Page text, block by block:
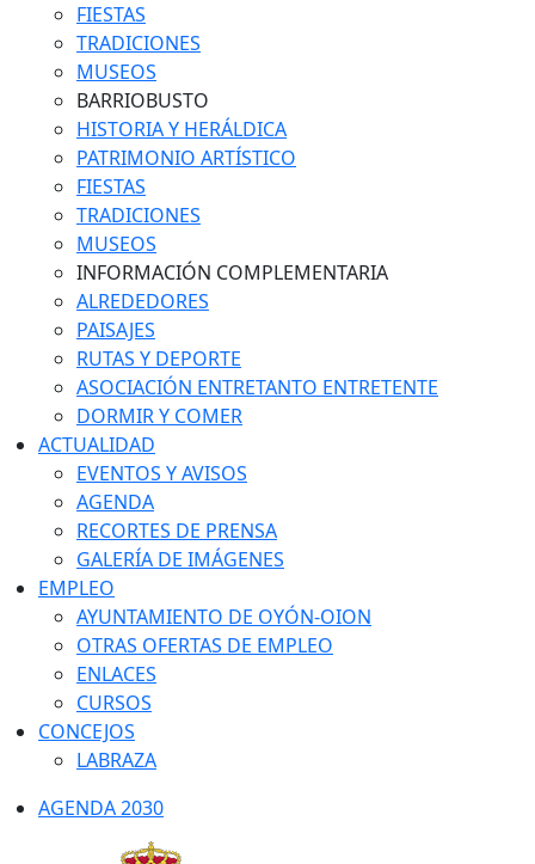
FIESTAS
TRADICIONES
MUSEOS
BARRIOBUSTO
HISTORIA Y HERÁLDICA
PATRIMONIO ARTÍSTICO
FIESTAS
TRADICIONES
MUSEOS
INFORMACIÓN COMPLEMENTARIA
ALREDEDORES
PAISAJES
RUTAS Y DEPORTE
ASOCIACIÓN ENTRETANTO ENTRETENTE
DORMIR Y COMER
ACTUALIDAD
EVENTOS Y AVISOS
AGENDA
RECORTES DE PRENSA
GALERÍA DE IMÁGENES
EMPLEO
AYUNTAMIENTO DE OYÓN-OION
OTRAS OFERTAS DE EMPLEO
ENLACES
CURSOS
CONCEJOS
LABRAZA
AGENDA 2030